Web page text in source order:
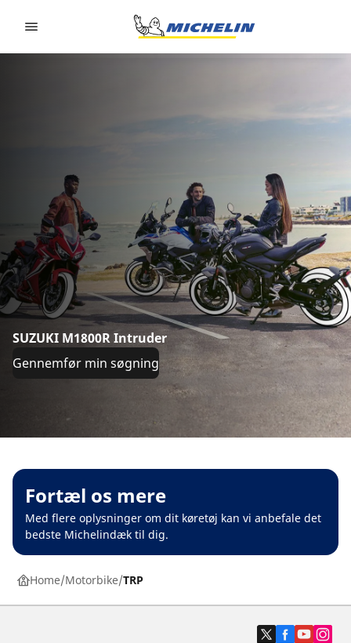
SUZUKI M1800R Intruder
Gennemfør min søgning
Fortæl os mere
Med flere oplysninger om dit køretøj kan vi anbefale det
bedste Michelindæk til dig.
Home Motorbike TRP